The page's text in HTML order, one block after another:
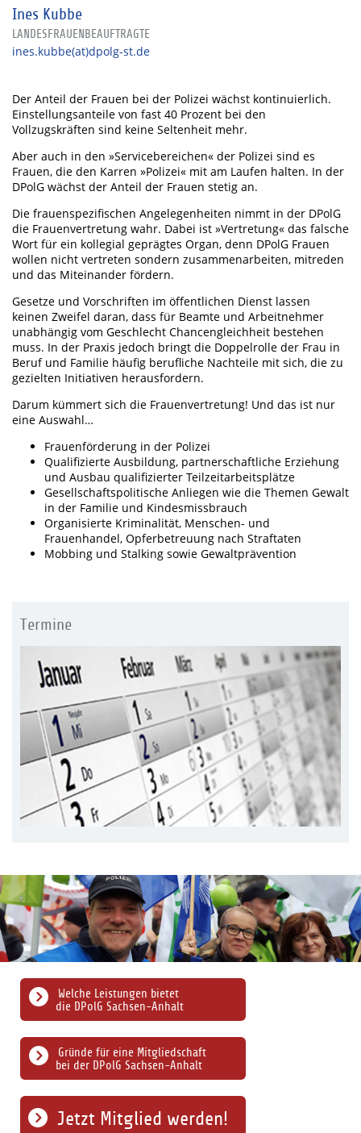
Ines Kubbe
LANDESFRAUENBEAUFTRAGTE
ines.kubbe(at)dpolg-st.de
Der Anteil der Frauen bei der Polizei wächst kontinuierlich.
Einstellungsanteile von fast 40 Prozent bei den
Vollzugskräften sind keine Seltenheit mehr.
Aber auch in den »Servicebereichen« der Polizei sind es
Frauen, die den Karren »Polizei« mit am Laufen halten. In der
DPolG wächst der Anteil der Frauen stetig an.
Die frauenspezifischen Angelegenheiten nimmt in der DPolG
die Frauenvertretung wahr. Dabei ist »Vertretung« das falsche
Wort für ein kollegial geprägtes Organ, denn DPolG Frauen
wollen nicht vertreten sondern zusammenarbeiten, mitreden
und das Miteinander fördern.
Gesetze und Vorschriften im öffentlichen Dienst lassen
keinen Zweifel daran, dass für Beamte und Arbeitnehmer
unabhängig vom Geschlecht Chancengleichheit bestehen
muss. In der Praxis jedoch bringt die Doppelrolle der Frau in
Beruf und Familie häufig berufliche Nachteile mit sich, die zu
gezielten Initiativen herausfordern.
Darum kümmert sich die Frauenvertretung! Und das ist nur
eine Auswahl…
Frauenförderung in der Polizei
Qualifizierte Ausbildung, partnerschaftliche Erziehung
und Ausbau qualifizierter Teilzeitarbeitsplätze
Gesellschaftspolitische Anliegen wie die Themen Gewalt
in der Familie und Kindesmissbrauch
Organisierte Kriminalität, Menschen- und
Frauenhandel, Opferbetreuung nach Straftaten
Mobbing und Stalking sowie Gewaltprävention
Termine
Gründe für eine Mitgliedschaft
bei der DPolG Sachsen-Anhalt
Welche Leistungen bietet
die DPolG Sachsen-Anhalt
Jetzt Mitglied werden!